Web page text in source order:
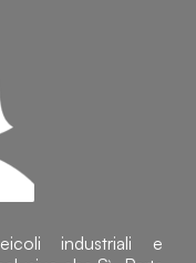
industriali e